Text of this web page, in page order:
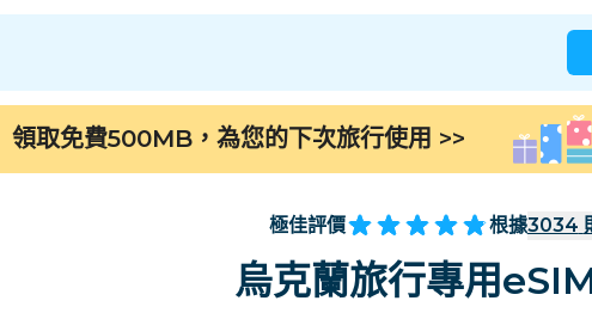
J - O P - S
阿爾及利亞 安道爾 安圭拉
波斯尼亚和黑塞哥维那 巴西
J - O P - S
中國 歐洲
領取免費500MB，為您的下次旅行使用 >>
極佳評價 根據3034
烏克蘭旅行專用